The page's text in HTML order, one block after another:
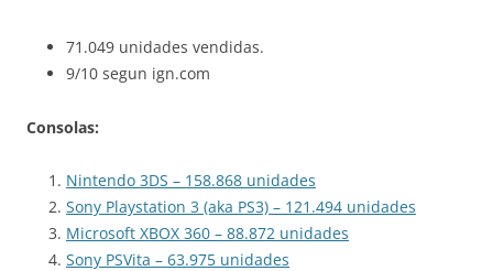
71.049 unidades vendidas.
9/10 segun ign.com
Consolas:
Nintendo 3DS – 158.868 unidades
Sony Playstation 3 (aka PS3) – 121.494 unidades
Microsoft XBOX 360 – 88.872 unidades
Sony PSVita – 63.975 unidades